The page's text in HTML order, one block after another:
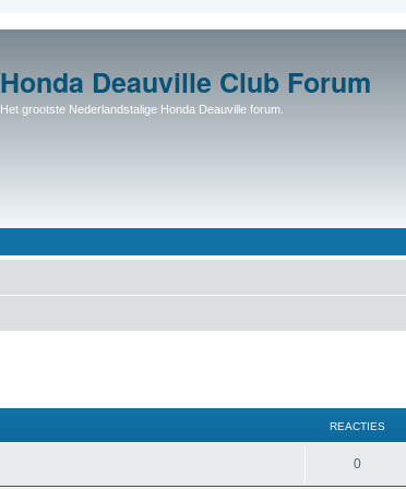
Honda Deauville Club Forum
Het grootste Nederlandstalige Honda Deauville forum.
REACTIES
0